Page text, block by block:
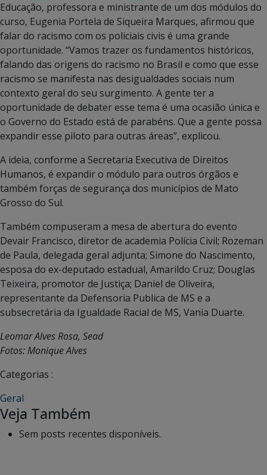
Educação, professora e ministrante de um dos módulos do
curso, Eugenia Portela de Siqueira Marques, afirmou que
falar do racismo com os policiais civis é uma grande
oportunidade. “Vamos trazer os fundamentos históricos,
falando das origens do racismo no Brasil e como que esse
racismo se manifesta nas desigualdades sociais num
contexto geral do seu surgimento. A gente ter a
oportunidade de debater esse tema é uma ocasião única e
o Governo do Estado está de parabéns. Que a gente possa
expandir esse piloto para outras áreas”, explicou.
A ideia, conforme a Secretaria Executiva de Direitos
Humanos, é expandir o módulo para outros órgãos e
também forças de segurança dos municípios de Mato
Grosso do Sul.
Também compuseram a mesa de abertura do evento
Devair Francisco, diretor de academia Polícia Civil; Rozeman
de Paula, delegada geral adjunta; Simone do Nascimento,
esposa do ex-deputado estadual, Amarildo Cruz; Douglas
Teixeira, promotor de Justiça; Daniel de Oliveira,
representante da Defensoria Publica de MS e a
subsecretária da Igualdade Racial de MS, Vania Duarte.
Leomar Alves Rosa, Sead
Fotos: Monique Alves
Categorias :
Geral
Veja Também
Sem posts recentes disponíveis.